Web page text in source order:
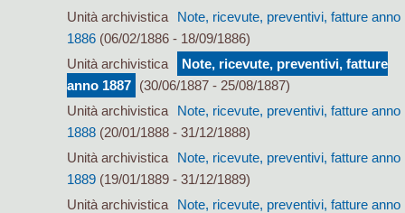
Unità archivistica
Note, ricevute, preventivi, fatture anno
1886 (06/02/1886 - 18/09/1886)
Unità archivistica
Note, ricevute, preventivi, fatture
anno 1887 (30/06/1887 - 25/08/1887)
Unità archivistica
Note, ricevute, preventivi, fatture anno
1888 (20/01/1888 - 31/12/1888)
Unità archivistica
Note, ricevute, preventivi, fatture anno
1889 (19/01/1889 - 31/12/1889)
Unità archivistica
Note, ricevute, preventivi, fatture anno